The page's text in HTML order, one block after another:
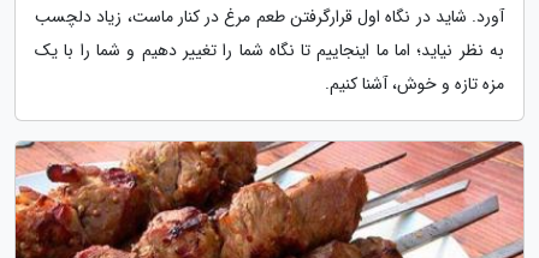
آورد. شاید در نگاه اول قرارگرفتن طعم مرغ در کنار ماست، زیاد دلچسب
به نظر نیاید؛ اما ما اینجاییم تا نگاه شما را تغییر دهیم و شما را با یک
مزه تازه و خوش، آشنا کنیم.